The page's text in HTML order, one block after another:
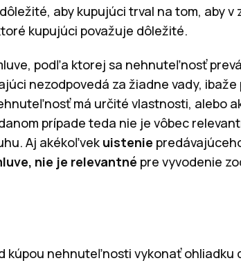
aby kupujúci trval na tom, aby v
kupujúci považuje dôležité.
podľa ktorej sa nehnuteľnosť
nezodpovedá za žiadne vady,
má určité vlastnosti, alebo
prípade teda nie je vôbec
Aj akékoľvek uistenie
nie je relevantné pre vyvodenie
kúpou nehnuteľnosti vykonať ohliadku